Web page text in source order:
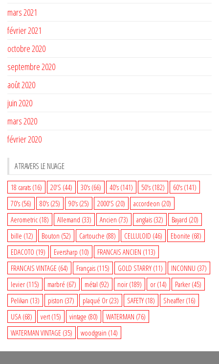
mars 2021
février 2021
octobre 2020
septembre 2020
août 2020
juin 2020
mars 2020
février 2020
A TRAVERS LE NUAGE
18 carats (16) 20'S (44) 30's (66) 40's (141) 50's (182) 60's (141)
70's (56) 80's (25) 90's (25) 2000'S (20) accordeon (20)
Aerometric (18) Allemand (33) Ancien (73) anglais (32) Bayard (20)
bille (12) Bouton (52) Cartouche (88) CELLULOID (46) Ebonite (68)
EDACOTO (19) Eversharp (10) FRANCAIS ANCIEN (113)
FRANCAIS VINTAGE (64) Français (115) GOLD STARRY (11) INCONNU (37)
levier (115) marbré (67) métal (92) noir (189) or (14) Parker (45)
Pelikan (13) piston (37) plaqué Or (23) SAFETY (18) Sheaffer (16)
USA (68) vert(15) vintage (80) WATERMAN (76)
WATERMAN VINTAGE (35) woodgrain (14)